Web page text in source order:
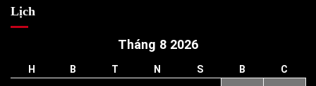
Lịch
Tháng 8 2026
H B T N S B C